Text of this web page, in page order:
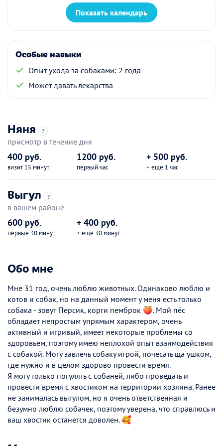
Показать календарь
Особые навыки
Опыт ухода за собаками: 2 года
Может давать лекарства
Няня ?
присмотр в течение дня
400 руб.
визит 15 минут
1200 руб.
первый час
+ 500 руб.
+ еще 1 час
Выгул ?
в вашем районе
600 руб.
первые 30 минут
+ 400 руб.
+ еще 30 минут
Обо мне
Мне 31 год, очень люблю животных. Одинаково люблю и
котов и собак, но на данный момент у меня есть только
собака - зовут Персик, корги пемброк 🍑. Мой пёс
обладает непростым упрямым характером, очень
активный и игривый, имеет некоторые проблемы со
здоровьем, поэтому имею неплохой опыт взаимодействия
с собакой. Могу завлечь собаку игрой, почесать ща ушком,
где нужно и в целом здорово провести время.
Я могу только погулять с собаней, либо проведать и
провести время с хвостиком на территории хозяина. Ранее
не занималась выгулом, но я очень ответственная и
безумно люблю собачек, поэтому уверена, что справлюсь и
ваш хвостик останется доволен. 🥰